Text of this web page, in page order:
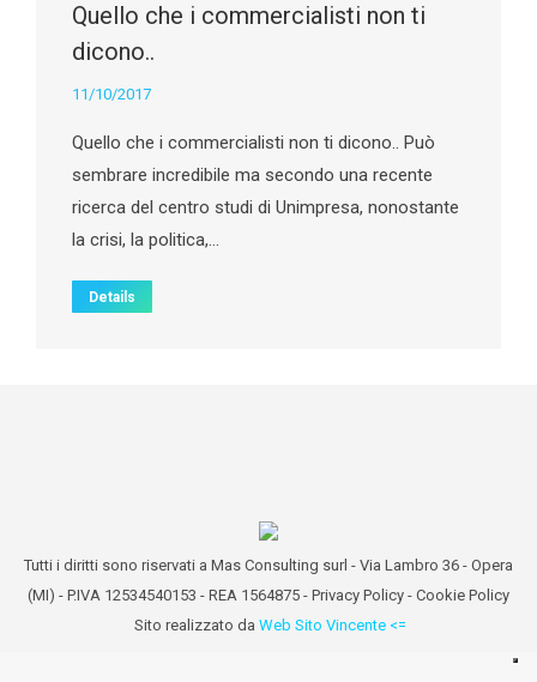
Quello che i commercialisti non ti
dicono..
11/10/2017
Quello che i commercialisti non ti dicono.. Può
sembrare incredibile ma secondo una recente
ricerca del centro studi di Unimpresa, nonostante
la crisi, la politica,…
Details
Tutti i diritti sono riservati a Mas Consulting surl - Via Lambro 36 - Opera
(MI) - P.IVA 12534540153 - REA 1564875 - Privacy Policy - Cookie Policy
Sito realizzato da Web Sito Vincente <=